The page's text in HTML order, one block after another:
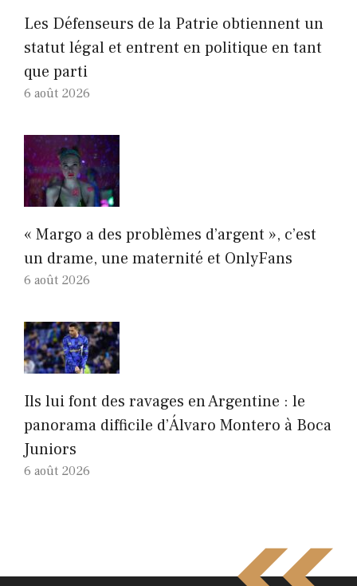
Les Défenseurs de la Patrie obtiennent un
statut légal et entrent en politique en tant
que parti
6 août 2026
« Margo a des problèmes d’argent », c’est
un drame, une maternité et OnlyFans
6 août 2026
Ils lui font des ravages en Argentine : le
panorama difficile d’Álvaro Montero à Boca
Juniors
6 août 2026